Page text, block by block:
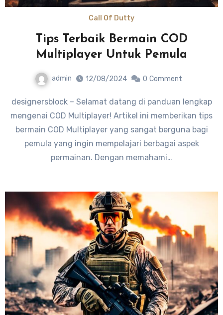
Call Of Dutty
Tips Terbaik Bermain COD
Multiplayer Untuk Pemula
admin 12/08/2024 0 Comment
designersblock – Selamat datang di panduan lengkap
mengenai COD Multiplayer! Artikel ini memberikan tips
bermain COD Multiplayer yang sangat berguna bagi
pemula yang ingin mempelajari berbagai aspek
permainan. Dengan memahami…